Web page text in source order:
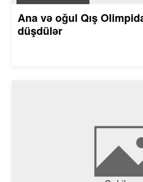
Ana və oğul Qış
düşdülər